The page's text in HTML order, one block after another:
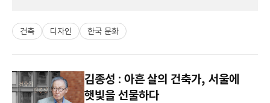
건축 디자인 한국 문화
김종성 : 아흔 살의 건축가, 서울에
햇빛을 선물하다